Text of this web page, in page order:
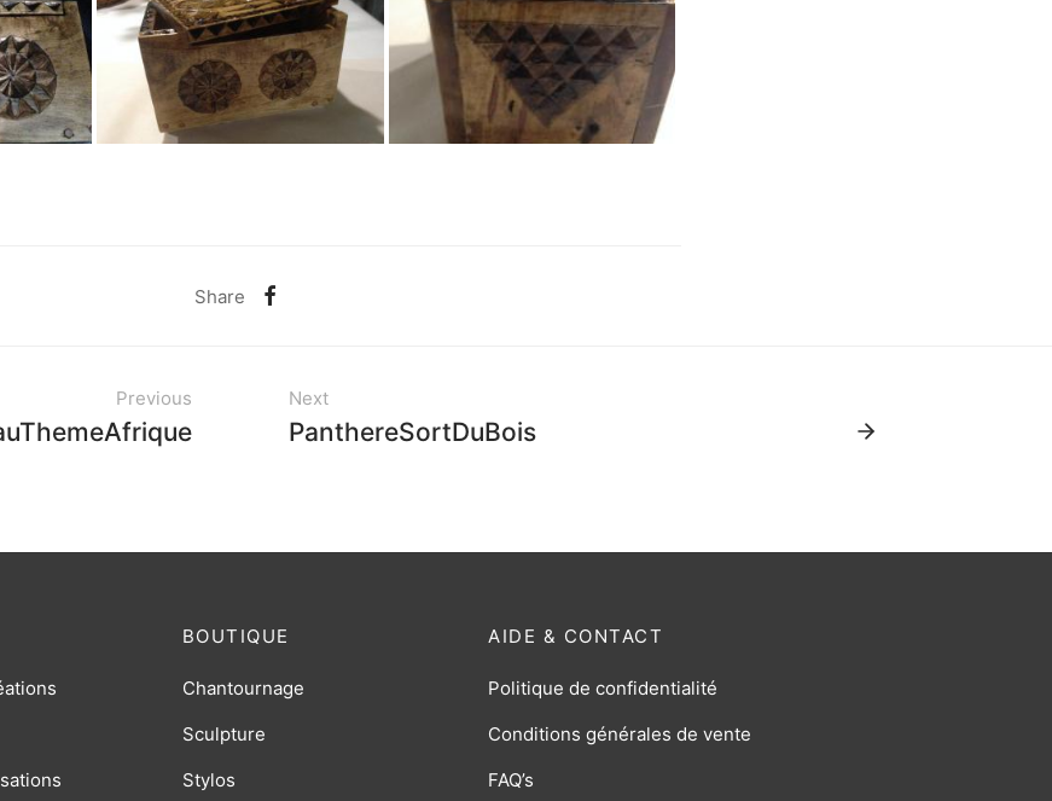
Share
Previous Next
PanthereSortDuBois
AIDE & CONTACT
Politique de confidentialité
Conditions générales de vente
FAQ’s
BOUTIQUE
Chantournage
Sculpture
Stylos